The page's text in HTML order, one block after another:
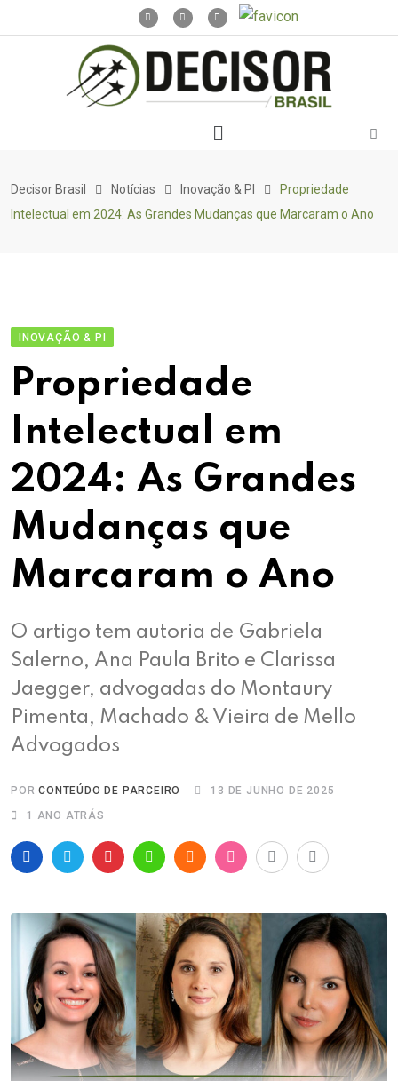
Decisor Brasil Notícias Inovação & PI
Propriedade
Intelectual em 2024: As Grandes Mudanças que Marcaram o Ano
INOVAÇÃO & PI
Propriedade
Intelectual em
2024: As Grandes
Mudanças que
Marcaram o Ano
O artigo tem autoria de Gabriela
Salerno, Ana Paula Brito e Clarissa
Jaegger, advogadas do Montaury
Pimenta, Machado & Vieira de Mello
Advogados
PORCONTEÚDO DE PARCEIRO
13 DE JUNHO DE 2025
1 ANO ATRÁS